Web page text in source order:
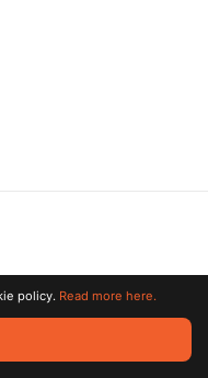
reserved. All trademarks
policy. Read more here.